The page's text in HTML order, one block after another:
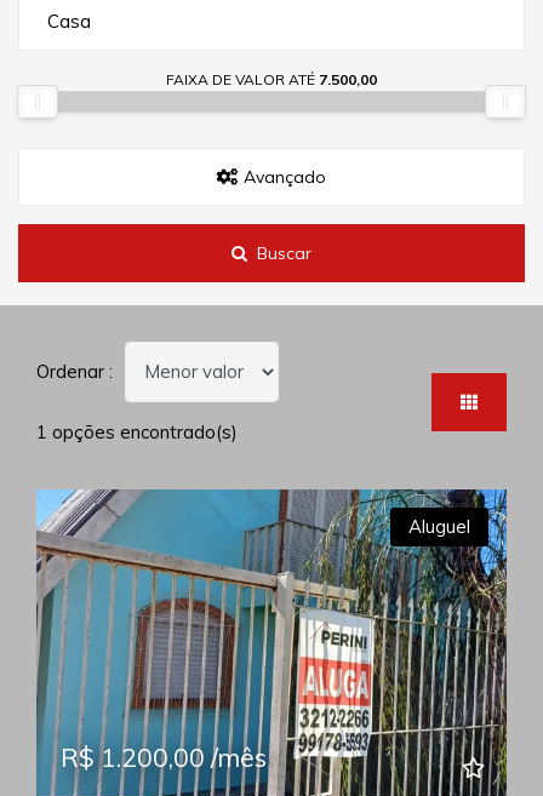
Casa
FAIXA DE VALOR ATÉ 7.500,00
Avançado
Buscar
Ordenar :
1 opções encontrado(s)
Aluguel
R$ 1.200,00 /mês